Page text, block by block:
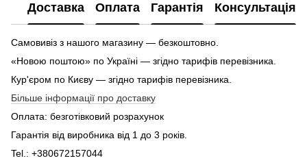
Доставка Оплата Гарантія Консультація
Самовивіз з нашого магазину — безкоштовно.
«Новою поштою» по Україні — згідно тарифів перевізника.
Кур'єром по Києву — згідно тарифів перевізника.
Більше інформації про доставку
Оплата: безготівковий розрахунок
Гарантія від виробника від 1 до 3 років.
Tel.: +380672157044